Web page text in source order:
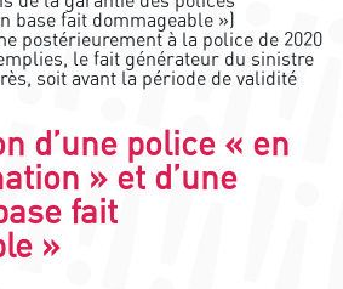
base fait dommageable »)
postérieurement à la police de 2020
le fait générateur du sinistre
soit avant la période de validité
d’une police « en
» et d’une
fait
»